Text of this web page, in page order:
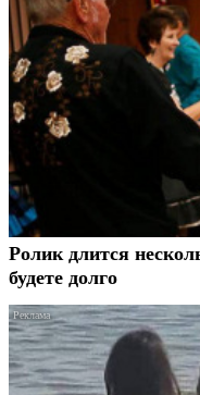
Ролик длится
будете долго